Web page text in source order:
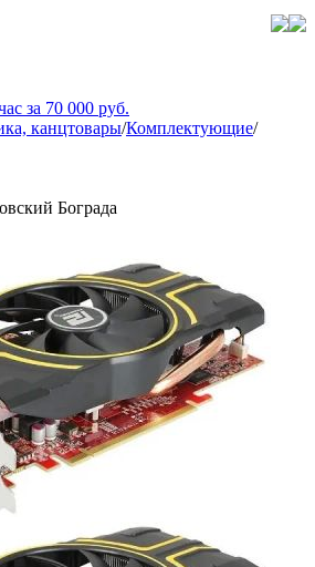
за 70 000 руб.
канцтовары/Комплектующие/
Бограда